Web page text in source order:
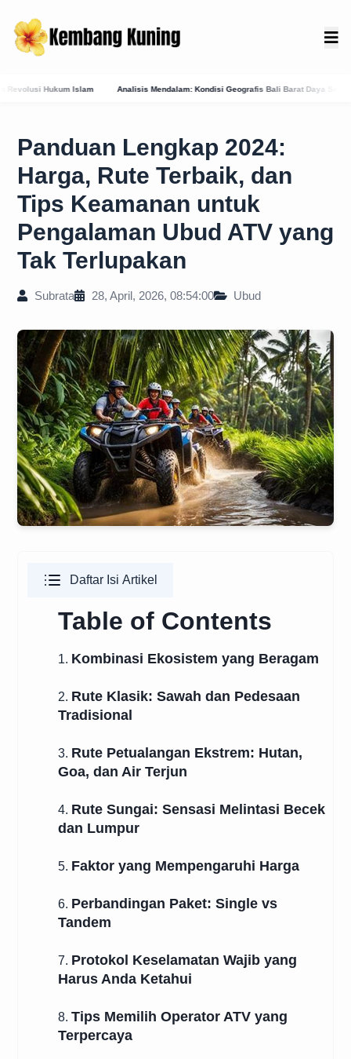
Kondisi Geografis Bali Barat Daya Sebagai Faktor Utama Kemunculan Pusat
Panduan Lengkap 2024:
Harga, Rute Terbaik, dan
Tips Keamanan untuk
Pengalaman Ubud ATV yang
Tak Terlupakan
Subrata 28, April, 2026, 08:54:00 Ubud
Daftar Isi Artikel
Table of Contents
1. Kombinasi Ekosistem yang Beragam
2. Rute Klasik: Sawah dan Pedesaan
Tradisional
3. Rute Petualangan Ekstrem: Hutan,
Goa, dan Air Terjun
4. Rute Sungai: Sensasi Melintasi Becek
dan Lumpur
5. Faktor yang Mempengaruhi Harga
6. Perbandingan Paket: Single vs
Tandem
7. Protokol Keselamatan Wajib yang
Harus Anda Ketahui
8. Tips Memilih Operator ATV yang
Terpercaya